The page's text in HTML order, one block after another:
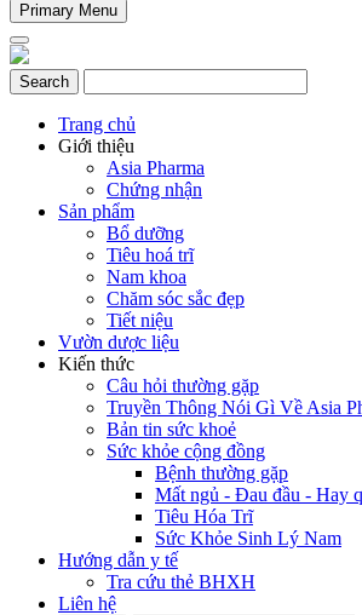
Primary Menu
Trang chủ
Giới thiệu
Asia Pharma
Chứng nhận
Sản phẩm
Bổ dưỡng
Tiêu hoá trĩ
Nam khoa
Chăm sóc sắc đẹp
Tiết niệu
Vườn dược liệu
Kiến thức
Câu hỏi thường gặp
Truyền Thông Nói Gì Về Asia
Bản tin sức khoẻ
Sức khỏe cộng đồng
Bệnh thường gặp
Mất ngủ - Đau đầu - Hay
Tiêu Hóa Trĩ
Sức Khỏe Sinh Lý Nam
Hướng dẫn y tế
Tra cứu thẻ BHXH
Liên hệ